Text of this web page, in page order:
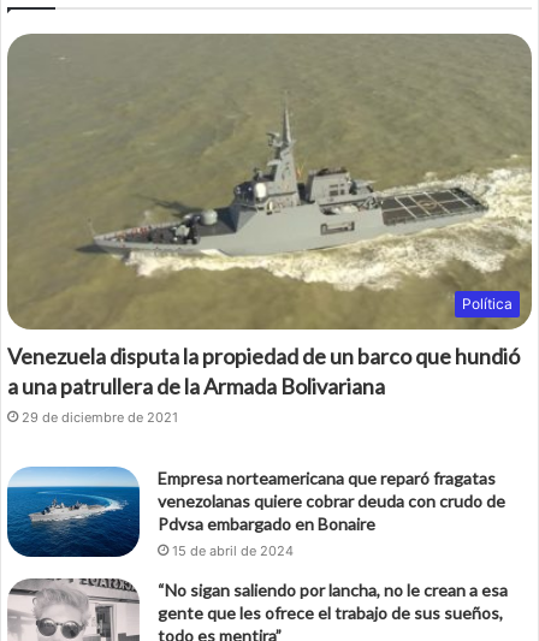
k
Política
Venezuela disputa la propiedad de un barco que hundió
a una patrullera de la Armada Bolivariana
29 de diciembre de 2021
Empresa norteamericana que reparó fragatas
venezolanas quiere cobrar deuda con crudo de
Pdvsa embargado en Bonaire
15 de abril de 2024
“No sigan saliendo por lancha, no le crean a esa
gente que les ofrece el trabajo de sus sueños,
todo es mentira”